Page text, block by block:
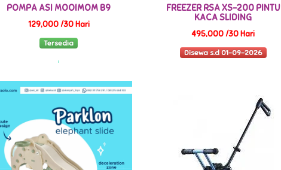
POMPA ASI MOOIMOM B9
129,000 /30 Hari
Tersedia
FREEZER RSA XS-200 PINTU
KACA SLIDING
495,000 /30 Hari
Disewa s.d 01-09-2026